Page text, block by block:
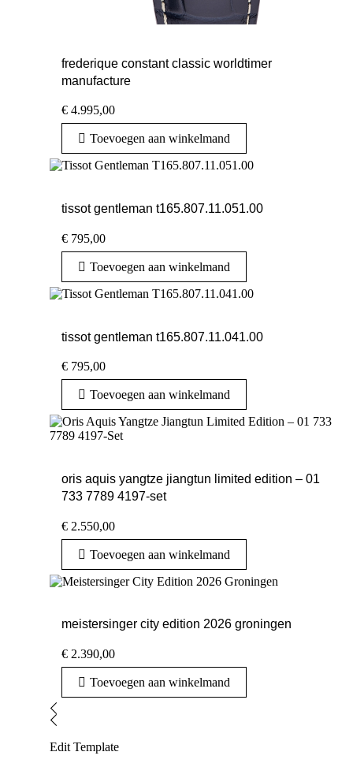
frederique constant classic worldtimer
manufacture
€ 4.995,00
Toevoegen aan winkelmand
tissot gentleman t165.807.11.051.00
€ 795,00
Toevoegen aan winkelmand
tissot gentleman t165.807.11.041.00
€ 795,00
Toevoegen aan winkelmand
oris aquis yangtze jiangtun limited edition – 01
733 7789 4197-set
€ 2.550,00
Toevoegen aan winkelmand
meistersinger city edition 2026 groningen
€ 2.390,00
Toevoegen aan winkelmand
Edit Template